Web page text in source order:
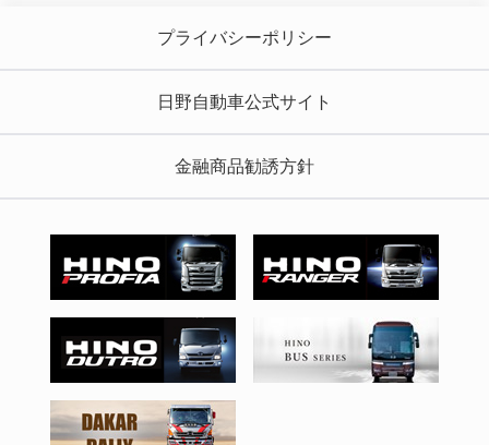
プライバシーポリシー
日野自動車公式サイト
金融商品勧誘方針